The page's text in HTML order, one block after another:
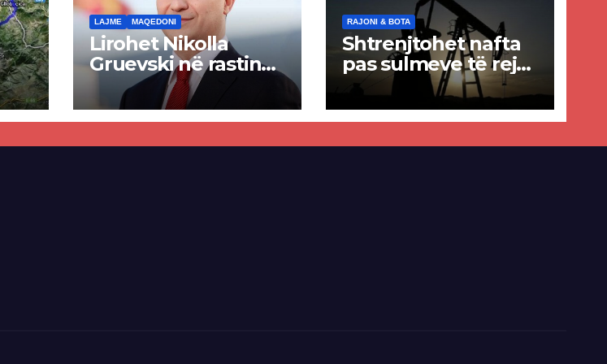
LAJME MAQEDONI
Lirohet Nikolla
Gruevski në rastin
“Talir 2”, gjykata
rrëzon akuzat për
ndërtimin e
paligjshëm të selisë
RAJONI & BOTA
Shtrenjtohet nafta
pas sulmeve të reja
SHBA–Iran